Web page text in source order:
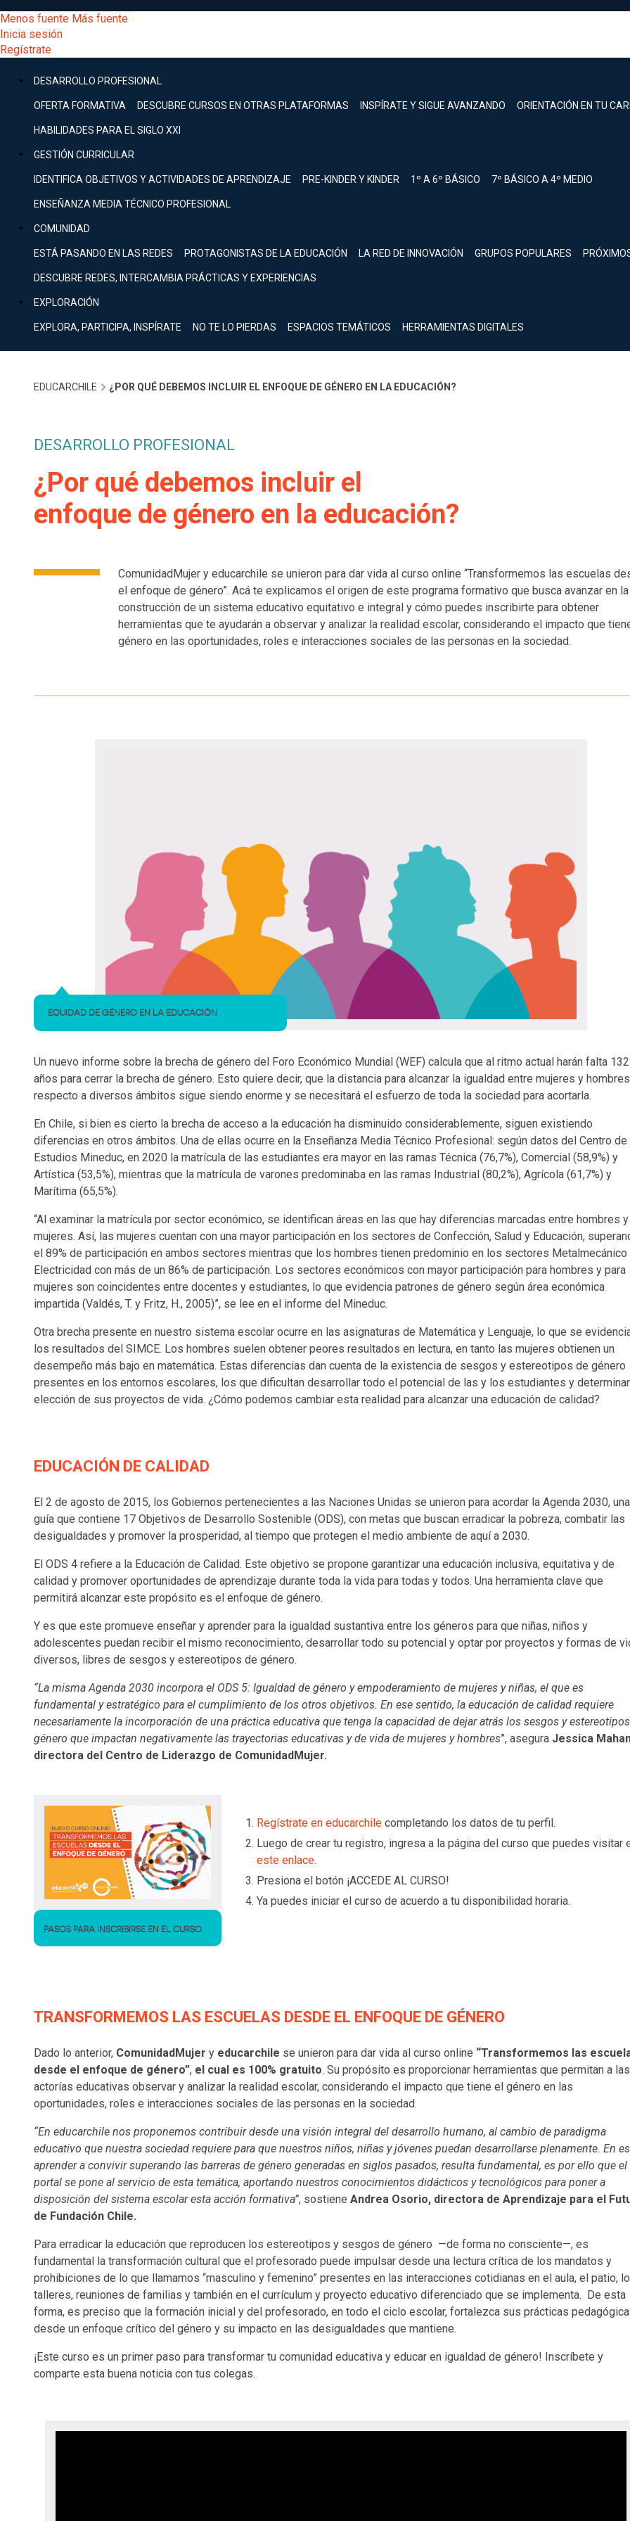
al
contenido
principal
[Educarchile
Escritorio]
Menú
entrar
mi
cuenta
Menos fuente Más fuente
Inicia sesión
Regístrate
Menú
principal
DESARROLLO PROFESIONAL
OFERTA FORMATIVA DESCUBRE CURSOS EN OTRAS PLATAFORMAS INSPÍRATE Y SIGUE AVANZANDO ORIENTACIÓN EN TU
HABILIDADES PARA EL SIGLO XXI
GESTIÓN CURRICULAR
IDENTIFICA OBJETIVOS Y ACTIVIDADES DE APRENDIZAJE PRE-KINDER Y KINDER 1º A 6º BÁSICO 7º BÁSICO A 4º MEDIO
ENSEÑANZA MEDIA TÉCNICO PROFESIONAL
COMUNIDAD
ESTÁ PASANDO EN LAS REDES PROTAGONISTAS DE LA EDUCACIÓN LA RED DE INNOVACIÓN GRUPOS POPULARES
DESCUBRE REDES, INTERCAMBIA PRÁCTICAS Y EXPERIENCIAS
EXPLORACIÓN
EXPLORA, PARTICIPA, INSPÍRATE NO TE LO PIERDAS ESPACIOS TEMÁTICOS HERRAMIENTAS DIGITALES
Buscar
Menú
principal
DESARROLLO
Expand
GESTIÓN
Expand
COMUNIDAD
Expand
EXPLORACIÓN
[Educarchile
Mobile]
Menú
mi
cuenta
Inicia
Sobrescribir
enlaces
de
ayuda
a
navegación
EDUCARCHILE ¿POR QUÉ DEBEMOS INCLUIR EL ENFOQUE DE GÉNERO EN LA EDUCACIÓN?
DESARROLLO PROFESIONAL
¿Por qué debemos incluir el
enfoque de género en la educación?
ComunidadMujer y educarchile se unieron para dar vida al curso online “Transformemos las escuelas
el enfoque de género”. Acá te explicamos el origen de este programa formativo que busca avanzar en la
construcción de un sistema educativo equitativo e integral y cómo puedes inscribirte para obtener
herramientas que te ayudarán a observar y analizar la realidad escolar, considerando el impacto que
género en las oportunidades, roles e interacciones sociales de las personas en la sociedad.
EQUIDAD DE GÉNERO EN LA EDUCACIÓN
Un nuevo informe sobre la brecha de género del Foro Económico Mundial (WEF) calcula que al ritmo actual harán falta 132
años para cerrar la brecha de género. Esto quiere decir, que la distancia para alcanzar la igualdad entre mujeres y hombres
respecto a diversos ámbitos sigue siendo enorme y se necesitará el esfuerzo de toda la sociedad para acortarla.
En Chile, si bien es cierto la brecha de acceso a la educación ha disminuido considerablemente, siguen existiendo
diferencias en otros ámbitos. Una de ellas ocurre en la Enseñanza Media Técnico Profesional: según datos del Centro de
Estudios Mineduc, en 2020 la matrícula de las estudiantes era mayor en las ramas Técnica (76,7%), Comercial (58,9%) y
Artística (53,5%), mientras que la matrícula de varones predominaba en las ramas Industrial (80,2%), Agrícola (61,7%) y
Marítima (65,5%).
“Al examinar la matrícula por sector económico, se identifican áreas en las que hay diferencias marcadas entre hombres y
mujeres. Así, las mujeres cuentan con una mayor participación en los sectores de Confección, Salud y Educación,
el 89% de participación en ambos sectores mientras que los hombres tienen predominio en los sectores Metalmecánico
Electricidad con más de un 86% de participación. Los sectores económicos con mayor participación para hombres y para
mujeres son coincidentes entre docentes y estudiantes, lo que evidencia patrones de género según área económica
impartida (Valdés, T. y Fritz, H., 2005)”, se lee en el informe del Mineduc.
Otra brecha presente en nuestro sistema escolar ocurre en las asignaturas de Matemática y Lenguaje, lo que se
los resultados del SIMCE. Los hombres suelen obtener peores resultados en lectura, en tanto las mujeres obtienen un
desempeño más bajo en matemática. Estas diferencias dan cuenta de la existencia de sesgos y estereotipos de género
presentes en los entornos escolares, los que dificultan desarrollar todo el potencial de las y los estudiantes y
elección de sus proyectos de vida. ¿Cómo podemos cambiar esta realidad para alcanzar una educación de calidad?
EDUCACIÓN DE CALIDAD
El 2 de agosto de 2015, los Gobiernos pertenecientes a las Naciones Unidas se unieron para acordar la Agenda 2030, una
guía que contiene 17 Objetivos de Desarrollo Sostenible (ODS), con metas que buscan erradicar la pobreza, combatir las
desigualdades y promover la prosperidad, al tiempo que protegen el medio ambiente de aquí a 2030.
El ODS 4 refiere a la Educación de Calidad. Este objetivo se propone garantizar una educación inclusiva, equitativa y de
calidad y promover oportunidades de aprendizaje durante toda la vida para todas y todos. Una herramienta clave que
permitirá alcanzar este propósito es el enfoque de género.
Y es que este promueve enseñar y aprender para la igualdad sustantiva entre los géneros para que niñas, niños y
adolescentes puedan recibir el mismo reconocimiento, desarrollar todo su potencial y optar por proyectos y formas de
diversos, libres de sesgos y estereotipos de género.
“La misma Agenda 2030 incorpora el ODS 5: Igualdad de género y empoderamiento de mujeres y niñas, el que es
fundamental y estratégico para el cumplimiento de los otros objetivos. En ese sentido, la educación de calidad requiere
necesariamente la incorporación de una práctica educativa que tenga la capacidad de dejar atrás los sesgos y
género que impactan negativamente las trayectorias educativas y de vida de mujeres y hombres”, asegura Jessica
directora del Centro de Liderazgo de ComunidadMujer.
PASOS PARA INSCRIBIRSE EN EL CURSO
Regístrate en educarchile completando los datos de tu perfil.
Luego de crear tu registro, ingresa a la página del curso que puedes visitar
este enlace.
Presiona el botón ¡ACCEDE AL CURSO!
Ya puedes iniciar el curso de acuerdo a tu disponibilidad horaria.
TRANSFORMEMOS LAS ESCUELAS DESDE EL ENFOQUE DE GÉNERO
Dado lo anterior, ComunidadMujer y educarchile se unieron para dar vida al curso online “Transformemos las
desde el enfoque de género”, el cual es 100% gratuito. Su propósito es proporcionar herramientas que permitan a las
actorías educativas observar y analizar la realidad escolar, considerando el impacto que tiene el género en las
oportunidades, roles e interacciones sociales de las personas en la sociedad.
“En educarchile nos proponemos contribuir desde una visión integral del desarrollo humano, al cambio de paradigma
educativo que nuestra sociedad requiere para que nuestros niños, niñas y jóvenes puedan desarrollarse plenamente. En
aprender a convivir superando las barreras de género generadas en siglos pasados, resulta fundamental, es por ello que el
portal se pone al servicio de esta temática, aportando nuestros conocimientos didácticos y tecnológicos para poner a
disposición del sistema escolar esta acción formativa”, sostiene Andrea Osorio, directora de Aprendizaje para el
de Fundación Chile.
Para erradicar la educación que reproducen los estereotipos y sesgos de género —de forma no consciente—, es
fundamental la transformación cultural que el profesorado puede impulsar desde una lectura crítica de los mandatos y
prohibiciones de lo que llamamos “masculino y femenino” presentes en las interacciones cotidianas en el aula, el patio,
talleres, reuniones de familias y también en el currículum y proyecto educativo diferenciado que se implementa. De esta
forma, es preciso que la formación inicial y del profesorado, en todo el ciclo escolar, fortalezca sus prácticas
desde un enfoque crítico del género y su impacto en las desigualdades que mantiene.
¡Este curso es un primer paso para transformar tu comunidad educativa y educar en igualdad de género! Inscríbete y
comparte esta buena noticia con tus colegas.
Inicia sesión.